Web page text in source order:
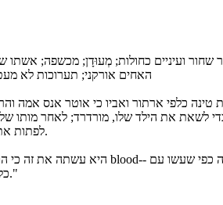
שחור ועיניים כחולות; מְעוּדָן; מכשפה;
האחים אורקני; תערוכות לא
טינה כלפי ארתור ואביו כי אוטר אנס אמה
לשאת את הילד שלו, מורדרד; לאחר מותו
לפתות את אבירי השולחן העגול.
כל הנשים של הגזע שלה."